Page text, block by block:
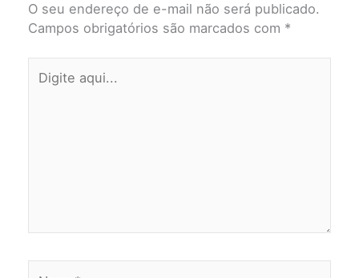
O seu endereço de e-mail não será publicado.
Campos obrigatórios são marcados com *
aqui...